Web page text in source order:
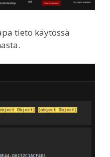
tieto käytössä